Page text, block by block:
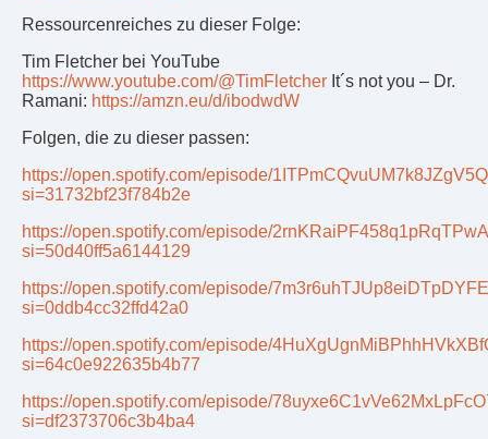
Ressourcenreiches zu dieser Folge:
Tim Fletcher bei YouTube
https://www.youtube.com/@TimFletcher It´s not you – Dr.
Ramani: https://amzn.eu/d/ibodwdW
Folgen, die zu dieser passen:
https://open.spotify.com/episode/
si=31732bf23f784b2e
https://open.spotify.com/episode/
si=50d40ff5a6144129
https://open.spotify.com/episode/
si=0ddb4cc32ffd42a0
https://open.spotify.com/episode/
si=64c0e922635b4b77
https://open.spotify.com/episode/
si=df2373706c3b4ba4